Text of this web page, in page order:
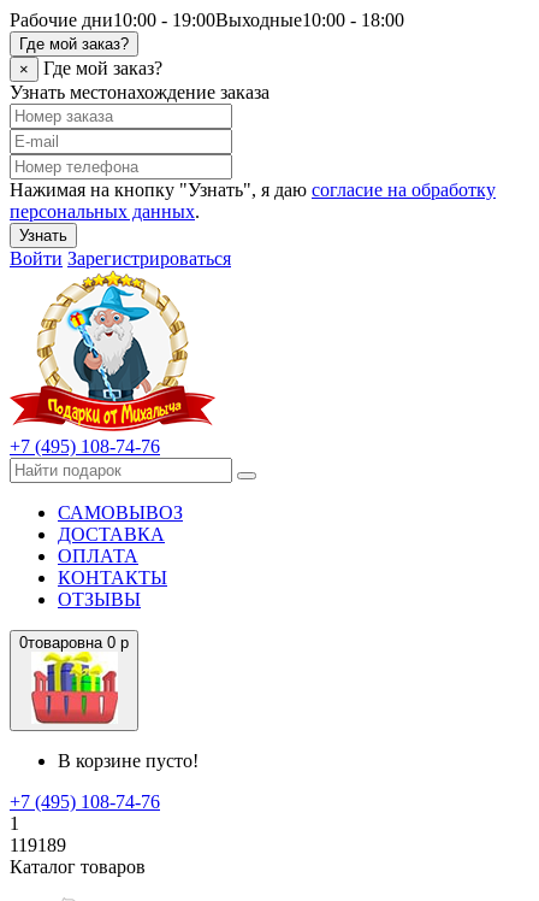
Рабочие дни10:00 - 19:00Выходные10:00 - 18:00
Где мой заказ?
×
Где мой заказ?
Узнать местонахождение заказа
Нажимая на кнопку "Узнать", я даю согласие на обработку
персональных данных.
Узнать
Войти Зарегистрироваться
+7 (495) 108-74-76
САМОВЫВОЗ
ДОСТАВКА
ОПЛАТА
КОНТАКТЫ
ОТЗЫВЫ
0товаровна 0 р
В корзине пусто!
+7 (495) 108-74-76
1
119189
Каталог товаров